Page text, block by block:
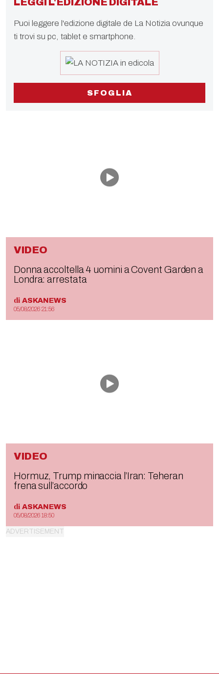
Puoi leggere l'edizione digitale de La Notizia ovunque
ti trovi su pc, tablet e smartphone.
SFOGLIA
VIDEO
Donna accoltella 4 uomini a Covent Garden a
Londra: arrestata
di ASKANEWS
05/08/2026 21:56
VIDEO
Hormuz, Trump minaccia l’Iran: Teheran
frena sull’accordo
di ASKANEWS
05/08/2026 18:50